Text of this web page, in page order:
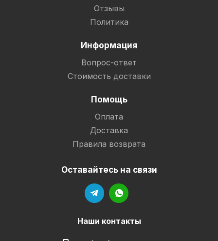
Отзывы
Политика
Информация
Вопрос-ответ
Стоимость доставки
Помощь
Оплата
Доставка
Правила возврата
Оставайтесь на связи
Наши контакты